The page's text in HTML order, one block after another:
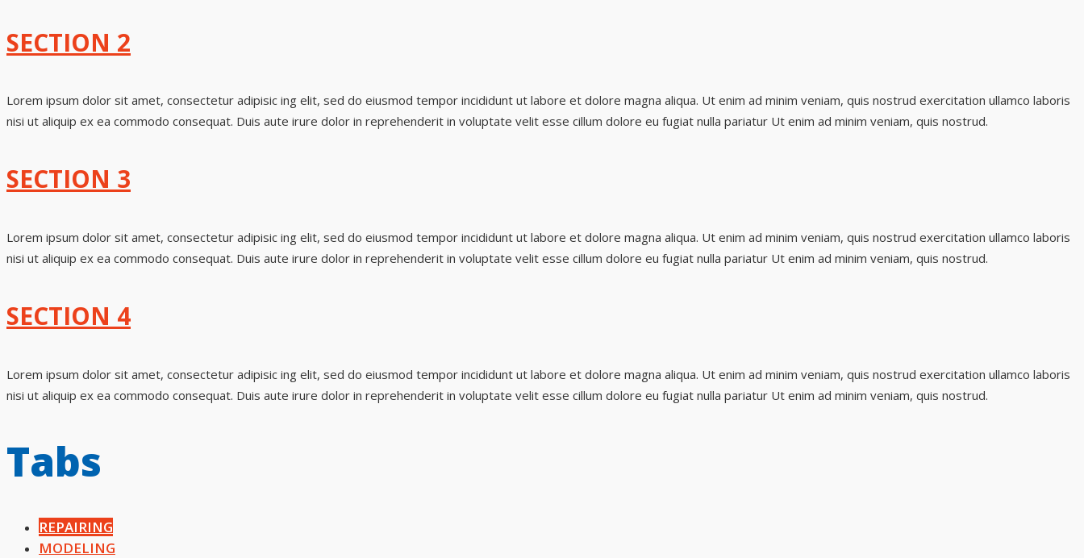
SECTION 2
Lorem ipsum dolor sit amet, consectetur adipisic ing elit, sed do eiusmod tempor incididunt ut labore et dolore magna aliqua. Ut enim ad minim veniam, quis nostrud exercitation ullamco laboris
nisi ut aliquip ex ea commodo consequat. Duis aute irure dolor in reprehenderit in voluptate velit esse cillum dolore eu fugiat nulla pariatur Ut enim ad minim veniam, quis nostrud.
SECTION 3
Lorem ipsum dolor sit amet, consectetur adipisic ing elit, sed do eiusmod tempor incididunt ut labore et dolore magna aliqua. Ut enim ad minim veniam, quis nostrud exercitation ullamco laboris
nisi ut aliquip ex ea commodo consequat. Duis aute irure dolor in reprehenderit in voluptate velit esse cillum dolore eu fugiat nulla pariatur Ut enim ad minim veniam, quis nostrud.
SECTION 4
Lorem ipsum dolor sit amet, consectetur adipisic ing elit, sed do eiusmod tempor incididunt ut labore et dolore magna aliqua. Ut enim ad minim veniam, quis nostrud exercitation ullamco laboris
nisi ut aliquip ex ea commodo consequat. Duis aute irure dolor in reprehenderit in voluptate velit esse cillum dolore eu fugiat nulla pariatur Ut enim ad minim veniam, quis nostrud.
Tabs
REPAIRING
MODELING